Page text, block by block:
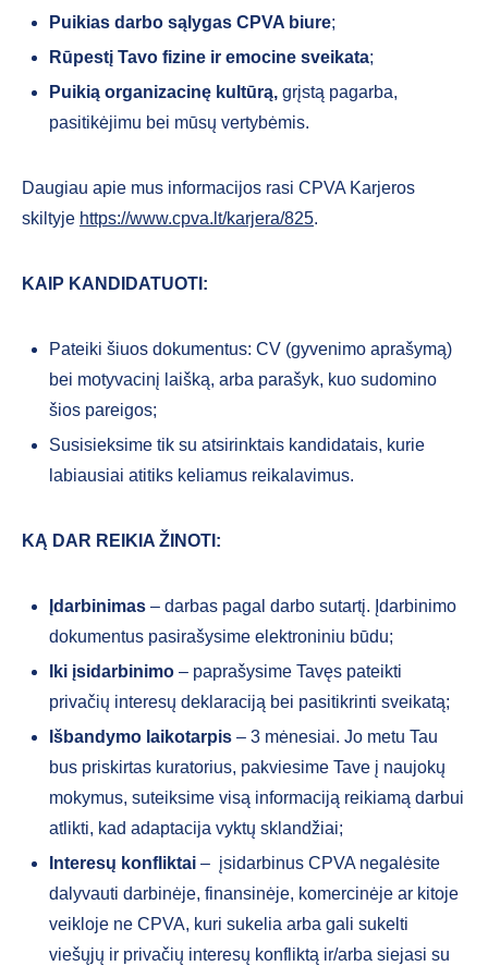
Puikias darbo sąlygas CPVA biure;
Rūpestį Tavo fizine ir emocine sveikata;
Puikią organizacinę kultūrą, grįstą pagarba,
pasitikėjimu bei mūsų vertybėmis.
Daugiau apie mus informacijos rasi CPVA Karjeros
skiltyje https://www.cpva.lt/karjera/825.
KAIP KANDIDATUOTI:
Pateiki šiuos dokumentus: CV (gyvenimo aprašymą)
bei motyvacinį laišką, arba parašyk, kuo sudomino
šios pareigos;
Susisieksime tik su atsirinktais kandidatais, kurie
labiausiai atitiks keliamus reikalavimus.
KĄ DAR REIKIA ŽINOTI:
Įdarbinimas – darbas pagal darbo sutartį. Įdarbinimo
dokumentus pasirašysime elektroniniu būdu;
Iki įsidarbinimo – paprašysime Tavęs pateikti
privačių interesų deklaraciją bei pasitikrinti sveikatą;
Išbandymo laikotarpis – 3 mėnesiai. Jo metu Tau
bus priskirtas kuratorius, pakviesime Tave į naujokų
mokymus, suteiksime visą informaciją reikiamą darbui
atlikti, kad adaptacija vyktų sklandžiai;
Interesų konfliktai – įsidarbinus CPVA negalėsite
dalyvauti darbinėje, finansinėje, komercinėje ar kitoje
veikloje ne CPVA, kuri sukelia arba gali sukelti
viešųjų ir privačių interesų konfliktą ir/arba siejasi su